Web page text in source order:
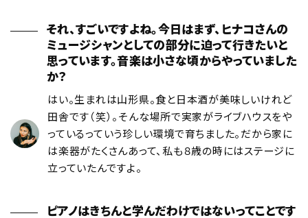
それ、すごいですよね。今日はまず、ヒナコさんの
ミュージシャンとしての部分に迫って行きたいと
思っています。音楽は小さな頃からやっていました
か？
はい。生まれは山形県。食と日本酒が美味しいけれど
田舎です（笑）。そんな場所で実家がライブハウスをや
っているっていう珍しい環境で育ちました。だから家に
は楽器がたくさんあって、私も８歳の時にはステージに
立っていたんですよ。
ピアノはきちんと学んだわけではないってことです